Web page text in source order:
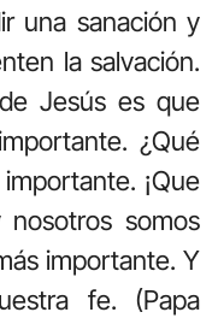
una sanación y
la salvación.
Jesús es que
¿Qué
¡Que
somos
importante. Y
fe. (Papa